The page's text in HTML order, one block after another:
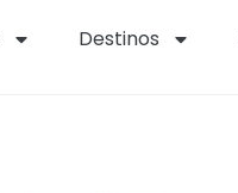
Destinos